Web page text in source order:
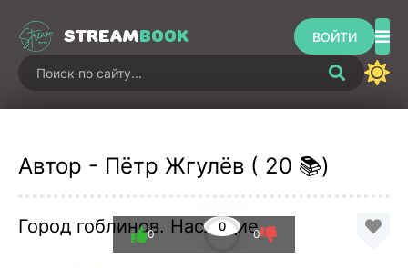
STREAMBOOK ВОЙТИ
Автор - Пётр Жгулёв ( 20 📚)
Город гоблинов. Наследие
0
0 0